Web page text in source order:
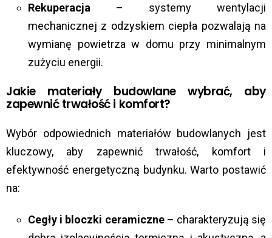
Rekuperacja – systemy wentylacji
mechanicznej z odzyskiem ciepła pozwalają na
wymianę powietrza w domu przy minimalnym
zużyciu energii.
Jakie materiały budowlane wybrać, aby
zapewnić trwałość i komfort?
Wybór odpowiednich materiałów budowlanych jest
kluczowy, aby zapewnić trwałość, komfort i
efektywność energetyczną budynku. Warto postawić
na:
Cegły i bloczki ceramiczne– charakteryzują się